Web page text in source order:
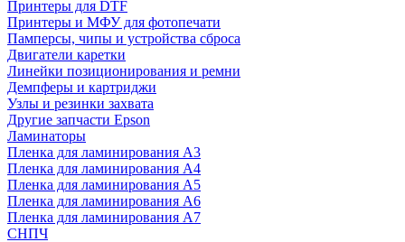
Принтеры для DTF
Принтеры и МФУ для фотопечати
Памперсы, чипы и устройства сброса
Двигатели каретки
Линейки позиционирования и ремни
Демпферы и картриджи
Узлы и резинки захвата
Другие запчасти Epson
Ламинаторы
Пленка для ламинирования А3
Пленка для ламинирования А4
Пленка для ламинирования А5
Пленка для ламинирования А6
Пленка для ламинирования А7
СНПЧ